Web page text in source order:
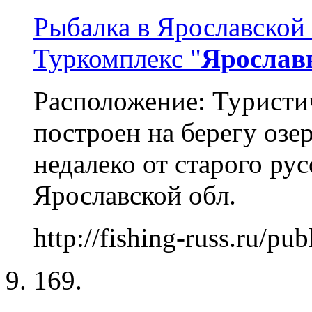
Рыбалка в
Туркомплекс "
Расположение:
построен на берегу
недалеко от старого
Ярославской обл.
http://fishing-russ.ru/
169.